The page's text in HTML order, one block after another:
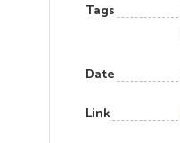
Tags
Date
Link